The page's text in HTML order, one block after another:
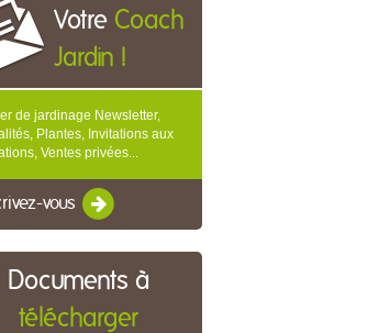
Votre Coach
Jardin !
de jardinage Newsletter,
Plantes, Invitations aux
Ventes privées...
vous
Documents à
télécharger